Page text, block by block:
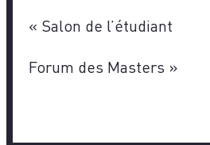
« Salon de l’étudiant
Forum des Masters »